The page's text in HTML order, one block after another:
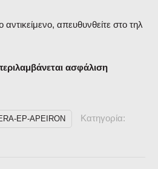
απευθυνθείτε στο τηλ
ασφάλιση
EP-APEIRON
Κατηγορία: